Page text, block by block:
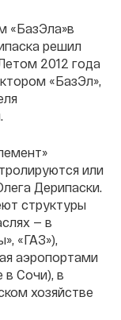
«БазЭла»в
решил
2012 года
«БазЭл»,
или
Дерипаски.
структуры
— в
«ГАЗ»),
аэропортами
в Сочи), в
хозяйстве